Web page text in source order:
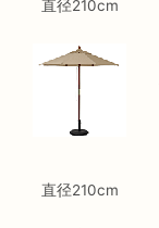
直径210cm
直径210cm